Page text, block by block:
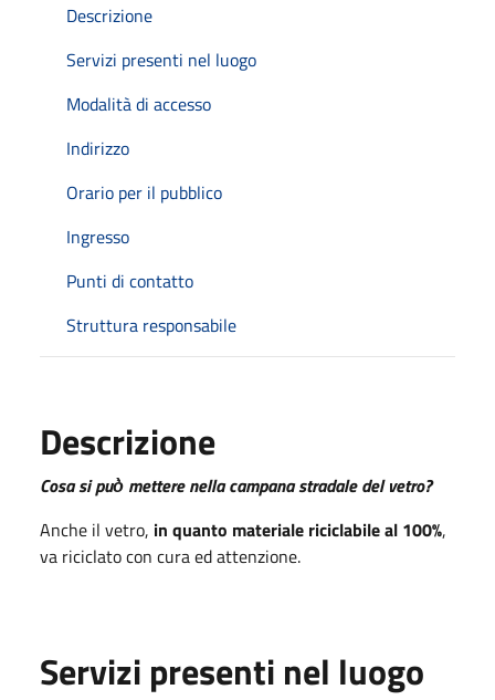
Descrizione
Servizi presenti nel luogo
Modalità di accesso
Indirizzo
Orario per il pubblico
Ingresso
Punti di contatto
Struttura responsabile
Descrizione
Cosa si può̀ mettere nella campana stradale del vetro?
Anche il vetro, in quanto materiale riciclabile al 100%,
va riciclato con cura ed attenzione.
Servizi presenti nel luogo